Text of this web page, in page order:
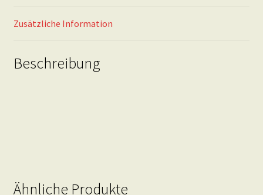
Zusätzliche Information
Beschreibung
Ähnliche Produkte